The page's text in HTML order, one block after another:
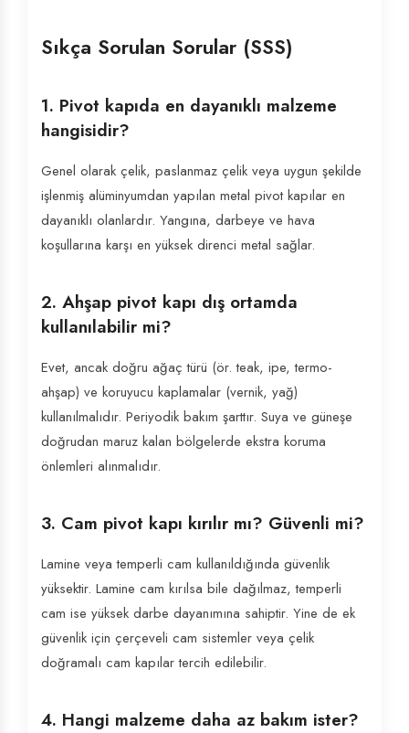
Sıkça Sorulan Sorular (SSS)
1. Pivot kapıda en dayanıklı malzeme
hangisidir?
Genel olarak çelik, paslanmaz çelik veya uygun şekilde
işlenmiş alüminyumdan yapılan metal pivot kapılar en
dayanıklı olanlardır. Yangına, darbeye ve hava
koşullarına karşı en yüksek direnci metal sağlar.
2. Ahşap pivot kapı dış ortamda
kullanılabilir mi?
Evet, ancak doğru ağaç türü (ör. teak, ipe, termo-
ahşap) ve koruyucu kaplamalar (vernik, yağ)
kullanılmalıdır. Periyodik bakım şarttır. Suya ve güneşe
doğrudan maruz kalan bölgelerde ekstra koruma
önlemleri alınmalıdır.
3. Cam pivot kapı kırılır mı? Güvenli mi?
Lamine veya temperli cam kullanıldığında güvenlik
yüksektir. Lamine cam kırılsa bile dağılmaz, temperli
cam ise yüksek darbe dayanımına sahiptir. Yine de ek
güvenlik için çerçeveli cam sistemler veya çelik
doğramalı cam kapılar tercih edilebilir.
4. Hangi malzeme daha az bakım ister?